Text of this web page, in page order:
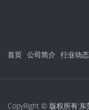
首页 公司简介 行业动态
CopyRight © 版权所有:东